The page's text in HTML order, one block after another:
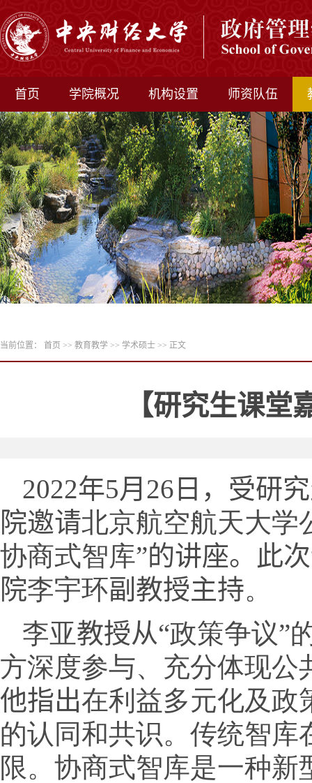
首页 学院概况 机构设置 师资队伍
当前位置： 首页 >> 教育教学 >> 学术硕士 >> 正文
【研究生课
2022年5月 26 日，受研
院邀请北京航空航天大学
协商式智库”的讲座。此
院李宇环副教授主持。
李亚教授从“政策争议”
方深度参与、充分体现公
他指出在利益多元化及政
的认同和共识。传统智库
限。协商式智库是一种新